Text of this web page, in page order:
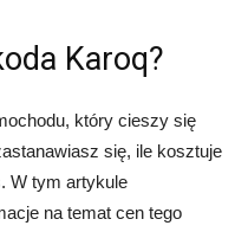
Karoq?
który cieszy się
się, ile kosztuje
W tym artykule
na temat cen tego